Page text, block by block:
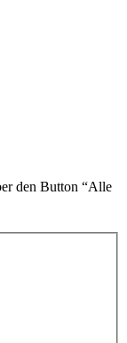
den Button “Alle